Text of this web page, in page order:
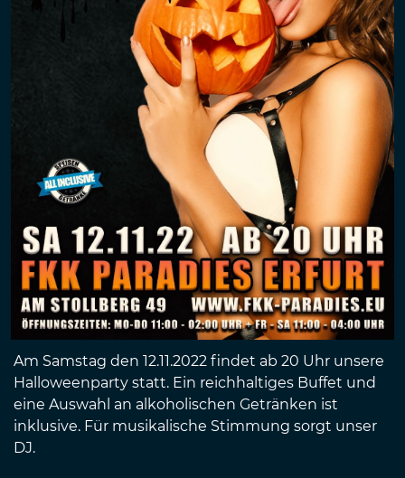
Am Samstag den 12.11.2022 findet ab 20 Uhr unsere
Halloweenparty statt. Ein reichhaltiges Buffet und
eine Auswahl an alkoholischen Getränken ist
inklusive. Für musikalische Stimmung sorgt unser
DJ.